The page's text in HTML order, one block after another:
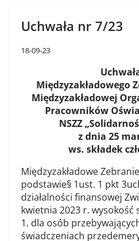
Uchwała nr 7/23
18-09-23
Międzyzakładowego
Międzyzakładowej
Pracowników
NSZZ
z dnia 25
ws. składek
Międzyzakładowe
podstawie§ 1ust. 1 pkt
działalności finansowej
kwietnia 2023 r. wysokość
1. dla osób
świadczeniach